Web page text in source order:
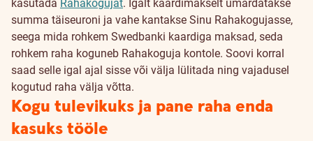
kasutada Rahakogujat. Igalt kaardimakselt ümardatakse
summa täiseuroni ja vahe kantakse Sinu Rahakogujasse,
seega mida rohkem Swedbanki kaardiga maksad, seda
rohkem raha koguneb Rahakoguja kontole. Soovi korral
saad selle igal ajal sisse või välja lülitada ning vajadusel
kogutud raha välja võtta.
Kogu tulevikuks ja pane raha enda
kasuks tööle